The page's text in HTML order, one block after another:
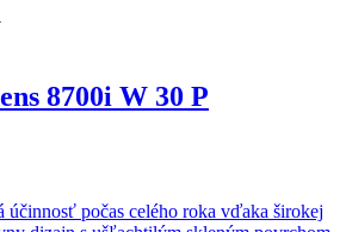
8700i W 30 P
počas celého roka vďaka širokej